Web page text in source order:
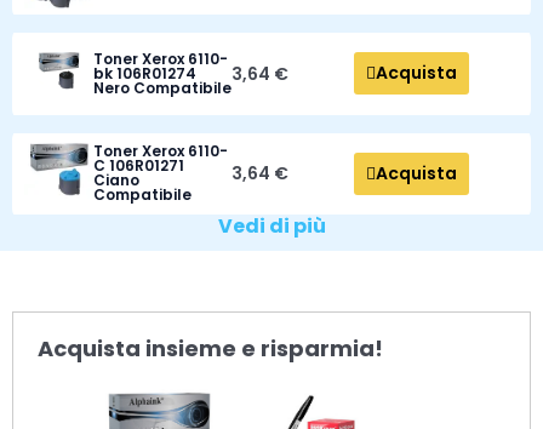
Toner Xerox 6110-
bk 106R01274
Nero Compatibile
3,64 € Acquista
Toner Xerox 6110-
C 106R01271
Ciano
Compatibile
3,64 € Acquista
Vedi di più
Acquista insieme e risparmia!